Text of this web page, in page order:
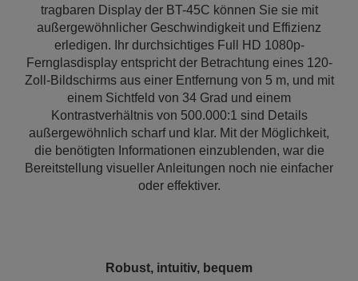
tragbaren Display der BT-45C können Sie sie mit
außergewöhnlicher Geschwindigkeit und Effizienz
erledigen. Ihr durchsichtiges Full HD 1080p-
Fernglasdisplay entspricht der Betrachtung eines 120-
Zoll-Bildschirms aus einer Entfernung von 5 m, und mit
einem Sichtfeld von 34 Grad und einem
Kontrastverhältnis von 500.000:1 sind Details
außergewöhnlich scharf und klar. Mit der Möglichkeit,
die benötigten Informationen einzublenden, war die
Bereitstellung visueller Anleitungen noch nie einfacher
oder effektiver.
Robust, intuitiv, bequem